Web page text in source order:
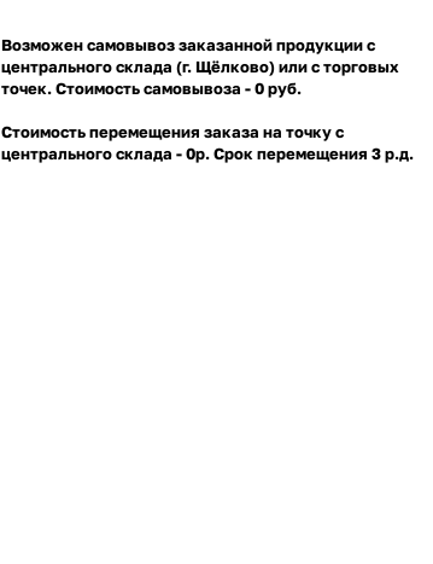
Возможен самовывоз заказанной продукции с
центрального склада (г. Щёлково) или с торговых
точек. Стоимость самовывоза - 0 руб.
Стоимость перемещения заказа на точку с
центрального склада - 0р. Срок перемещения 3 р.д.